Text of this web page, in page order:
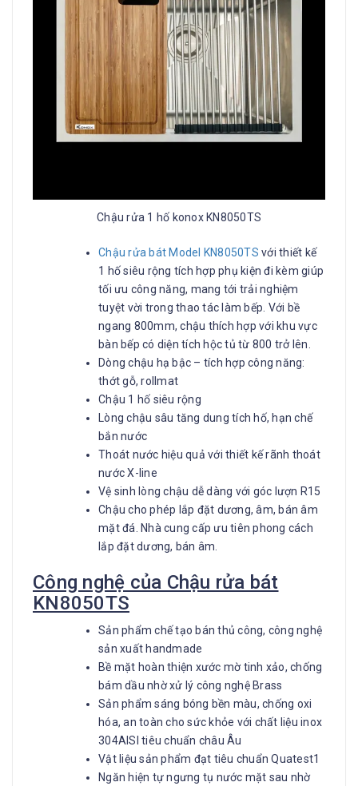
Chậu rửa 1 hố konox KN8050TS
Chậu rửa bát Model KN8050TS với thiết kế
1 hố siêu rộng tích hợp phụ kiện đi kèm giúp
tối ưu công năng, mang tới trải nghiệm
tuyệt vời trong thao tác làm bếp. Với bề
ngang 800mm, chậu thích hợp với khu vực
bàn bếp có diện tích hộc tủ từ 800 trở lên.
Dòng chậu hạ bậc – tích hợp công năng:
thớt gỗ, rollmat
Chậu 1 hố siêu rộng
Lòng chậu sâu tăng dung tích hố, hạn chế
bắn nước
Thoát nước hiệu quả với thiết kế rãnh thoát
nước X-line
Vệ sinh lòng chậu dễ dàng với góc lượn R15
Chậu cho phép lắp đặt dương, âm, bán âm
mặt đá. Nhà cung cấp ưu tiên phong cách
lắp đặt dương, bán âm.
Công nghệ của Chậu rửa bát
KN8050TS
Sản phẩm chế tạo bán thủ công, công nghệ
sản xuất handmade
Bề mặt hoàn thiện xước mờ tinh xảo, chống
bám dầu nhờ xử lý công nghệ Brass
Sản phẩm sáng bóng bền màu, chống oxi
hóa, an toàn cho sức khỏe với chất liệu inox
304AISI tiêu chuẩn châu Âu
Vật liệu sản phẩm đạt tiêu chuẩn Quatest1
Ngăn hiện tự ngưng tụ nước mặt sau nhờ